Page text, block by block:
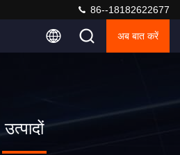
86--18182622677
अब बात करें
उत्पादों